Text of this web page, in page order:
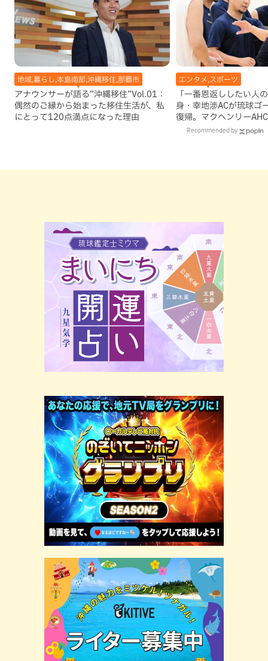
地域,暮らし,本島南部,沖縄移住,那覇市
アナウンサーが語る”沖縄移住”Vol.01：
偶然のご縁から始まった移住生活が、私
にとって120点満点になった理由
エンタメ,スポーツ
「一番恩返ししたい人
身・幸地渉ACが琉球ゴ
復帰。マクヘンリー
理由Recommended by